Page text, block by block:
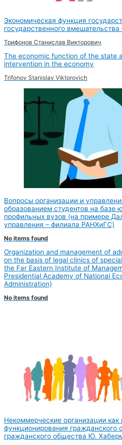
Экономическая функция
государственного вмешательства
Трифонов Станислав Викторович
The economic function of the state
intervention in the economy
Trifonov Stanislav Viktorovich
Вопросы организации и
образованием студентов на базе
профильных вузов (на примере
управления – филиала РАНХиГС)
No items found
Organization and management of
on the basis of legal clinics of
the Far Eastern Institute of
Presidential Academy of National
Administration)
No items found
Некоммерческие организации как
функционирования гражданского
гражданского общества Ю.